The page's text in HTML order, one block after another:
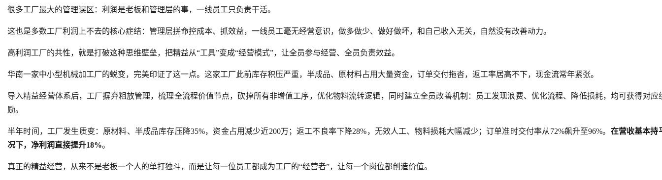
很多工厂最大的管理误区：利润是老板和管理层的事，一线员工只负责干活。
这也是多数工厂利润上不去的核心症结：管理层拼命控成本、抓效益，一线员工毫无经营意识，做多做少、做好做坏，和自己收入无关，自然没有改善动力。
高利润工厂的共性，就是打破这种思维壁垒，把精益从“工具”变成“经营模式”，让全员参与经营、全员负责效益。
华南一家中小型机械加工厂的蜕变，完美印证了这一点。这家工厂此前库存积压严重，半成品、原材料占用大量资金，订单交付拖沓，返工率居高不下，现金流常年紧张。
导入精益经营体系后，工厂摒弃粗放管理，梳理全流程价值节点，砍掉所有非增值工序，优化物料流转逻辑，同时建立全员改善机制：员工发现浪费、优化流程、降低损耗，均可获得对应
励。
半年时间，工厂发生质变：原材料、半成品库存压降35%，资金占用减少近200万；返工不良率下降28%，无效人工、物料损耗大幅减少；订单准时交付率从72%飙升至96%。 在营收基本持
况下，净利润直接提升18%。
真正的精益经营，从来不是老板一个人的单打独斗，而是让每一位员工都成为工厂的“经营者”，让每一个岗位都创造价值。